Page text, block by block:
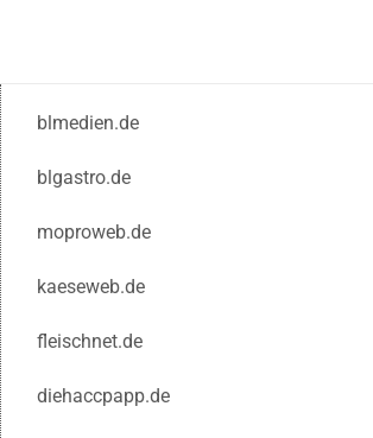
blmedien.de
blgastro.de
moproweb.de
kaeseweb.de
fleischnet.de
diehaccpapp.de